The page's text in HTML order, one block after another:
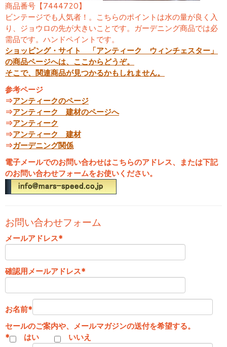
商品番号【7444720】
ビンテージでも人気者！。こちらのポイントは水の量が良く入
り、ジョウロの先が大きいことです。ガーデニング商品では必
需品です。ハンドペイントです。
ショッピング・サイト 「アンティーク ウィンチェスター」
の商品ページへは、ここからどうぞ。
そこで、関連商品が見つかるかもしれません。
参考ページ
⇒アンティークのページ
⇒アンティーク 建材のページへ
⇒アンティーク
⇒アンティーク 建材
⇒ガーデニング関係
電子メールでのお問い合わせはこちらのアドレス、または下記
のお問い合わせフォームをお使いください。
お問い合わせフォーム
メールアドレス*
確認用メールアドレス*
お名前*
セールのご案内や、メールマガジンの送付を希望する。
*
はい いいえ